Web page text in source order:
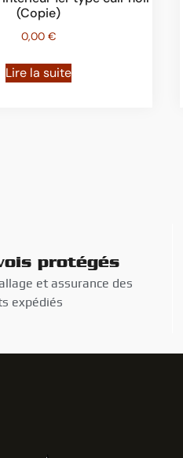
(Copie)
0,00 €
Lire la suite
protégés
et assurance des
expédiés